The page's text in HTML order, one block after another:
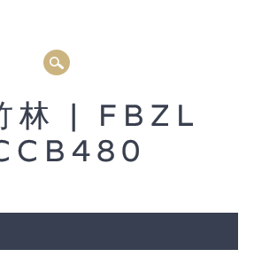
林 | FBZL